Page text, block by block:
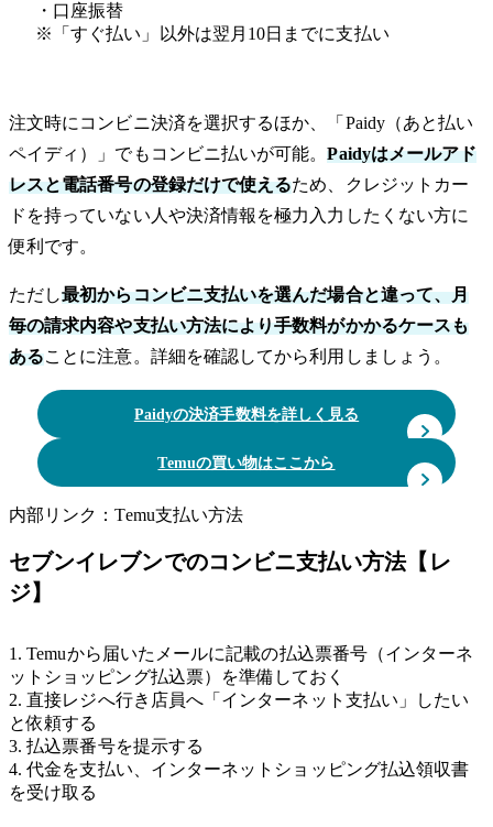
・口座振替
※「すぐ払い」以外は翌月10日までに支払い
注文時にコンビニ決済を選択するほか、「Paidy（あと払い
ペイディ）」でもコンビニ払いが可能。Paidyはメールアド
レスと電話番号の登録だけで使えるため、クレジットカー
ドを持っていない人や決済情報を極力入力したくない方に
便利です。
ただし最初からコンビニ支払いを選んだ場合と違って、月
毎の請求内容や支払い方法により手数料がかかるケースも
あることに注意。詳細を確認してから利用しましょう。
Paidyの決済手数料を詳しく見る
Temuの買い物はここから
内部リンク：Temu支払い方法
セブンイレブンでのコンビニ支払い方法【レ
ジ】
1. Temuから届いたメールに記載の払込票番号（インターネ
ットショッピング払込票）を準備しておく
2. 直接レジへ行き店員へ「インターネット支払い」したい
と依頼する
3. 払込票番号を提示する
4. 代金を支払い、インターネットショッピング払込領収書
を受け取る